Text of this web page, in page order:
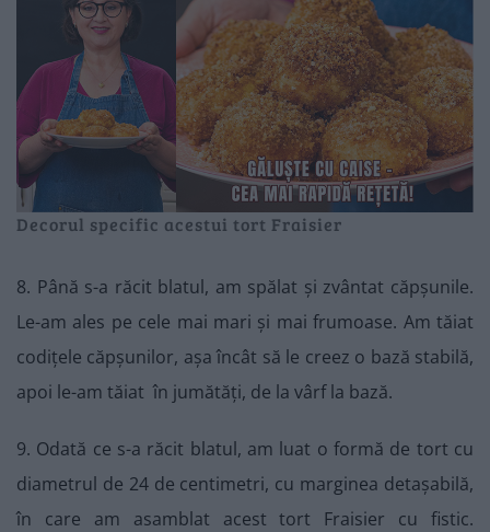
Decorul specific acestui tort Fraisier
8. Până s-a răcit blatul, am spălat și zvântat căpșunile.
Le-am ales pe cele mai mari și mai frumoase. Am tăiat
codițele căpșunilor, așa încât să le creez o bază stabilă,
apoi le-am tăiat în jumătăți, de la vârf la bază.
9. Odată ce s-a răcit blatul, am luat o formă de tort cu
diametrul de 24 de centimetri, cu marginea detașabilă,
în care am asamblat acest tort Fraisier cu fistic.